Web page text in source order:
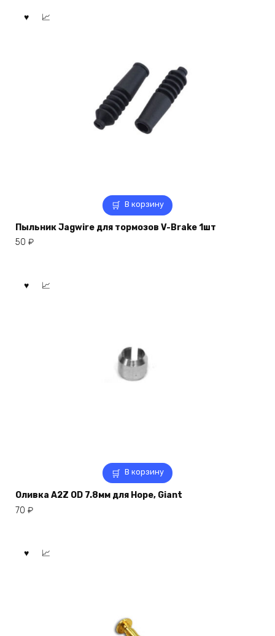
В корзину
Пыльник Jagwire для тормозов V-Brake 1шт
50 ₽
В корзину
Оливка A2Z OD 7.8мм для Hope, Giant
70 ₽